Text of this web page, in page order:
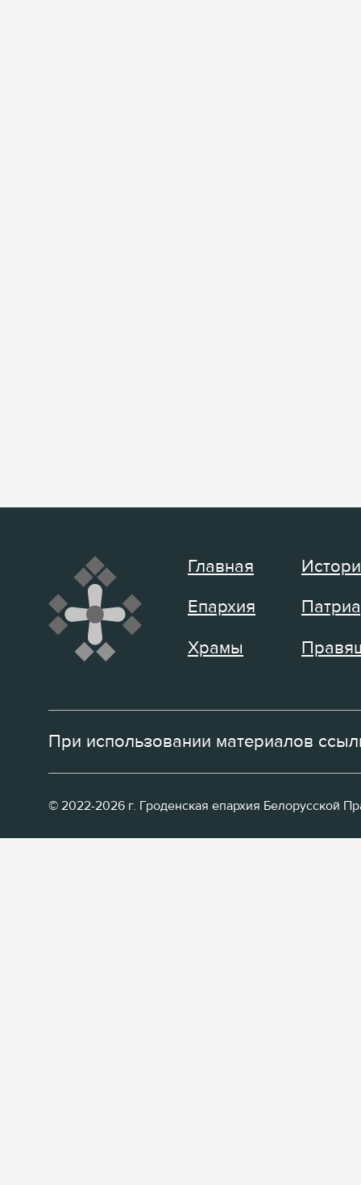
Главная
Епархия
Храмы
При использовании материалов
© 2022-2026 г. Гроденская епархия Белорусской